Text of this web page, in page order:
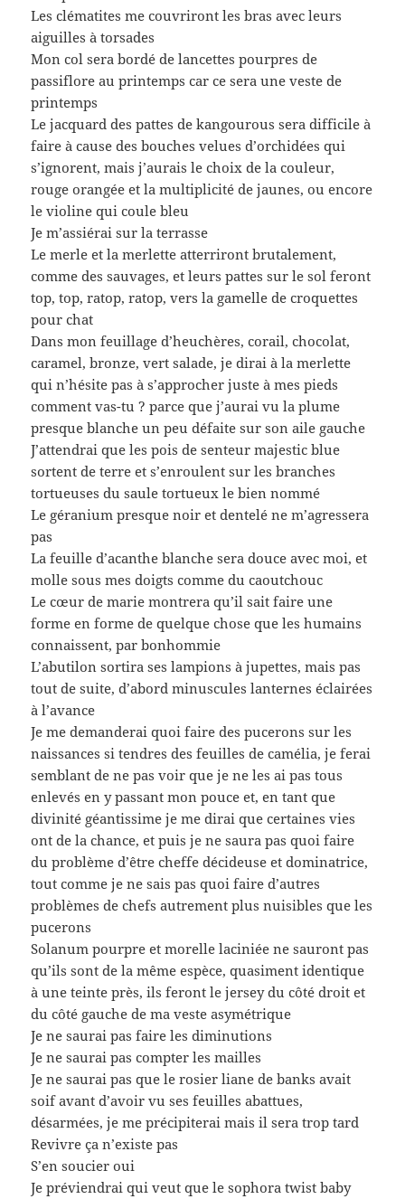
Les clématites me couvriront les bras avec leurs
aiguilles à torsades
Mon col sera bordé de lancettes pourpres de
passiflore au printemps car ce sera une veste de
printemps
Le jacquard des pattes de kangourous sera difficile à
faire à cause des bouches velues d’orchidées qui
s’ignorent, mais j’aurais le choix de la couleur,
rouge orangée et la multiplicité de jaunes, ou encore
le violine qui coule bleu
Je m’assiérai sur la terrasse
Le merle et la merlette atterriront brutalement,
comme des sauvages, et leurs pattes sur le sol feront
top, top, ratop, ratop, vers la gamelle de croquettes
pour chat
Dans mon feuillage d’heuchères, corail, chocolat,
caramel, bronze, vert salade, je dirai à la merlette
qui n’hésite pas à s’approcher juste à mes pieds
comment vas-tu ? parce que j’aurai vu la plume
presque blanche un peu défaite sur son aile gauche
J’attendrai que les pois de senteur majestic blue
sortent de terre et s’enroulent sur les branches
tortueuses du saule tortueux le bien nommé
Le géranium presque noir et dentelé ne m’agressera
pas
La feuille d’acanthe blanche sera douce avec moi, et
molle sous mes doigts comme du caoutchouc
Le cœur de marie montrera qu’il sait faire une
forme en forme de quelque chose que les humains
connaissent, par bonhommie
L’abutilon sortira ses lampions à jupettes, mais pas
tout de suite, d’abord minuscules lanternes éclairées
à l’avance
Je me demanderai quoi faire des pucerons sur les
naissances si tendres des feuilles de camélia, je ferai
semblant de ne pas voir que je ne les ai pas tous
enlevés en y passant mon pouce et, en tant que
divinité géantissime je me dirai que certaines vies
ont de la chance, et puis je ne saura pas quoi faire
du problème d’être cheffe décideuse et dominatrice,
tout comme je ne sais pas quoi faire d’autres
problèmes de chefs autrement plus nuisibles que les
pucerons
Solanum pourpre et morelle laciniée ne sauront pas
qu’ils sont de la même espèce, quasiment identique
à une teinte près, ils feront le jersey du côté droit et
du côté gauche de ma veste asymétrique
Je ne saurai pas faire les diminutions
Je ne saurai pas compter les mailles
Je ne saurai pas que le rosier liane de banks avait
soif avant d’avoir vu ses feuilles abattues,
désarmées, je me précipiterai mais il sera trop tard
Revivre ça n’existe pas
S’en soucier oui
Je préviendrai qui veut que le sophora twist baby